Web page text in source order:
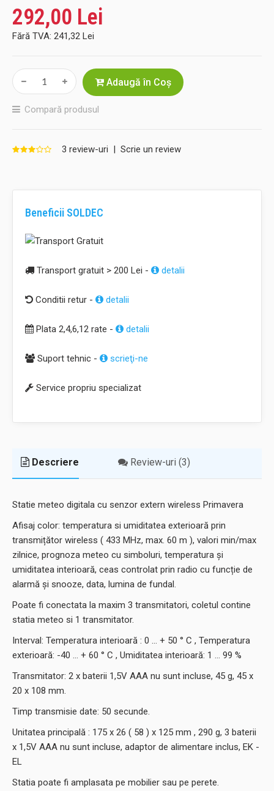
292,00 Lei
Fără TVA: 241,32 Lei
Adaugă în Coş
Compară produsul
3 review-uri | Scrie un review
Beneficii SOLDEC
Transport gratuit > 200 Lei - detalii
Conditii retur - detalii
Plata 2,4,6,12 rate - detalii
Suport tehnic - scrieţi-ne
Service propriu specializat
Descriere Review-uri (3)
Statie meteo digitala cu senzor extern wireless Primavera
Afisaj color: temperatura si umiditatea exterioară prin
transmițător wireless ( 433 MHz, max. 60 m ), valori min/max
zilnice, prognoza meteo cu simboluri, temperatura și
umiditatea interioară, ceas controlat prin radio cu funcție de
alarmă și snooze, data, lumina de fundal.
Poate fi conectata la maxim 3 transmitatori, coletul contine
statia meteo si 1 transmitator.
Interval: Temperatura interioară : 0 ... + 50 ° C , Temperatura
exterioară: -40 ... + 60 ° C , Umiditatea interioară: 1 ... 99 %
Transmitator: 2 x baterii 1,5V AAA nu sunt incluse, 45 g, 45 x
20 x 108 mm.
Timp transmisie date: 50 secunde.
Unitatea principală : 175 x 26 ( 58 ) x 125 mm , 290 g, 3 baterii
x 1,5V AAA nu sunt incluse, adaptor de alimentare inclus, EK -
EL
Statia poate fi amplasata pe mobilier sau pe perete.